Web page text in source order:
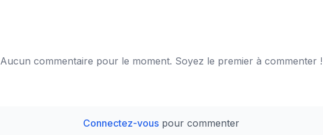
Aucun commentaire pour le moment. Soyez le premier à commenter !
Connectez-vous pour commenter